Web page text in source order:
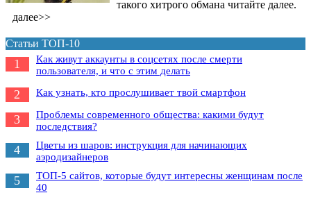
такого хитрого обмана читайте далее.
далее>>
Статьи ТОП-10
1
Как живут аккаунты в соцсетях после смерти
пользователя, и что с этим делать
2 Как узнать, кто прослушивает твой смартфон
3
Проблемы современного общества: какими будут
последствия?
4
Цветы из шаров: инструкция для начинающих
аэродизайнеров
5
ТОП-5 сайтов, которые будут интересны женщинам после
40